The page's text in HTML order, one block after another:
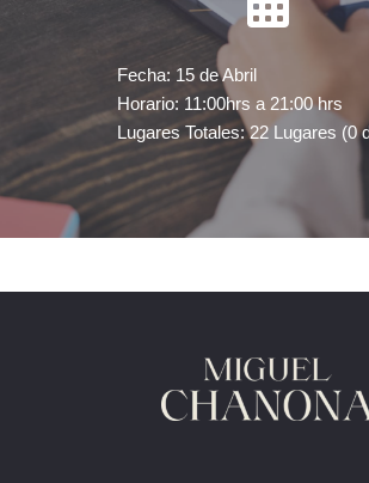
Fecha: 15 de Abril
Horario: 11:00hrs a 21:00 hrs
Lugares Totales: 22 Lugares (0